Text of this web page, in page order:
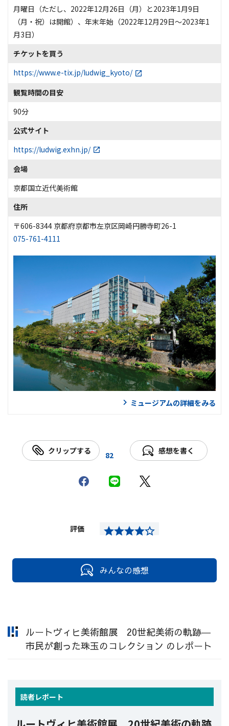
月曜日（ただし、2022年12月26日（月）と2023年1月9日
（月・祝）は開館）、年末年始（2022年12月29日～2023年1
月3日）
チケットを買う
https://www.e-tix.jp/ludwig_kyoto/
観覧時間の目安
90分
公式サイト
https://ludwig.exhn.jp/
会場
京都国立近代美術館
住所
〒606-8344 京都府京都市左京区岡崎円勝寺町26-1
075-761-4111
ミュージアムの詳細をみる
クリップする 82 感想を書く
評価
みんなの感想
ルートヴィヒ美術館展 20世紀美術の軌跡―
市民が創った珠玉のコレクション のレポート
読者レポート